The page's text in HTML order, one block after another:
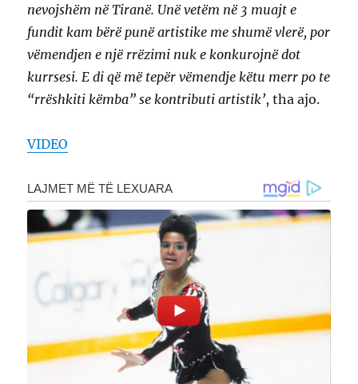
nevojshëm në Tiranë. Unë vetëm në 3 muajt e
fundit kam bërë punë artistike me shumë vlerë, por
vëmendjen e një rrëzimi nuk e konkurojnë dot
kurrsesi. E di që më tepër vëmendje këtu merr po te
“rrëshkiti këmba” se kontributi artistik’, tha ajo.
VIDEO